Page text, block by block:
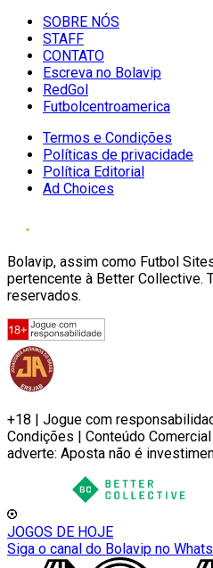
SOBRE NÓS
STAFF
CONTATO
Escreva no Bolavip
RedGol
Futbolcentroamerica
Termos e Condições
Políticas de privacidade
Política Editorial
Ad Choices
Bolavip, assim como Futbol
pertencente à Better Collective.
reservados.
+18 | Jogue com
Condições | Conteúdo
adverte: Aposta não é
JOGOS DE HOJE
Siga o canal do Bolavip no